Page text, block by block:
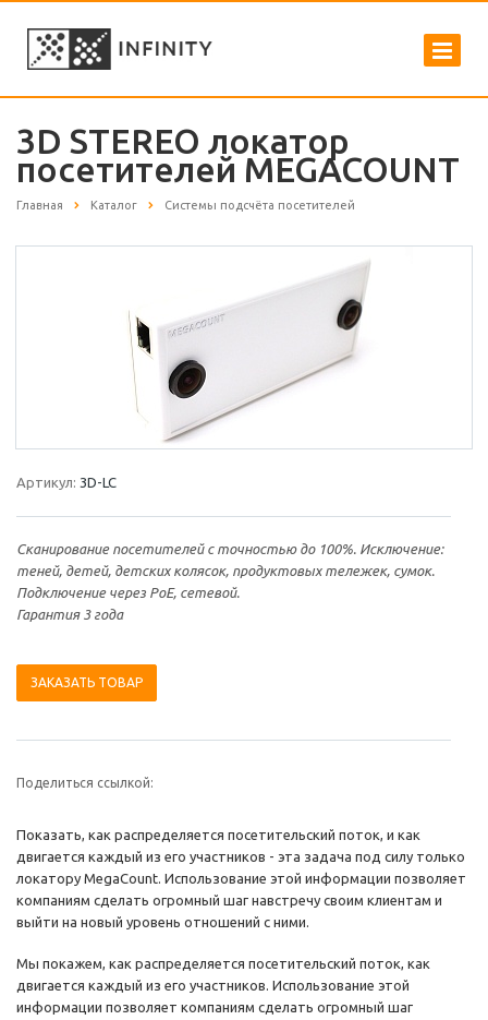
3D STEREO локатор
посетителей MEGACOUNT
Главная Каталог Системы подсчёта посетителей
Артикул: 3D-LC
Сканирование посетителей с точностью до 100%. Исключение:
теней, детей, детских коляcок, продуктовых тележек, сумок.
Подключение через PoE, сетевой.
Гарантия 3 года
ЗАКАЗАТЬ ТОВАР
Поделиться ссылкой:
Показать, как распределяется посетительский поток, и как
двигается каждый из его участников - эта задача под силу только
локатору MegaCount. Использование этой информации позволяет
компаниям сделать огромный шаг навстречу своим клиентам и
выйти на новый уровень отношений с ними.
Мы покажем, как распределяется посетительский поток, как
двигается каждый из его участников. Использование этой
информации позволяет компаниям сделать огромный шаг